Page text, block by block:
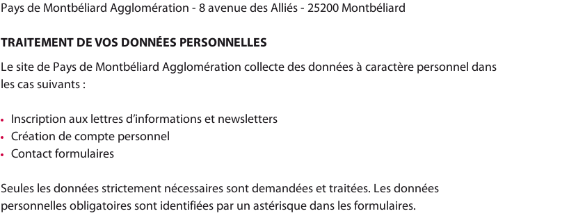
Pays de Montbéliard Agglomération - 8 avenue des Alliés - 25200 Montbéliard
TRAITEMENT DE VOS DONNÉES PERSONNELLES
Le site de Pays de Montbéliard Agglomération collecte des données à caractère personnel dans
les cas suivants :
Inscription aux lettres d’informations et newsletters
Création de compte personnel
Contact formulaires
Seules les données strictement nécessaires sont demandées et traitées. Les données
personnelles obligatoires sont identifiées par un astérisque dans les formulaires.